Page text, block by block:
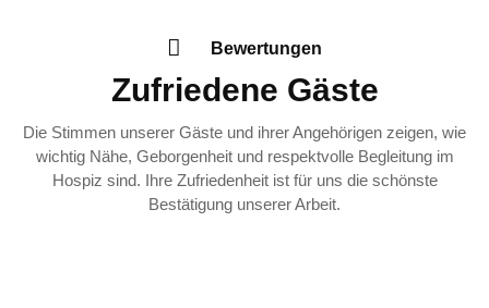
Bewertungen
Zufriedene Gäste
Die Stimmen unserer Gäste und ihrer Angehörigen zeigen, wie
wichtig Nähe, Geborgenheit und respektvolle Begleitung im
Hospiz sind. Ihre Zufriedenheit ist für uns die schönste
Bestätigung unserer Arbeit.